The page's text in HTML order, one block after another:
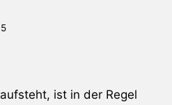
ist in der Regel